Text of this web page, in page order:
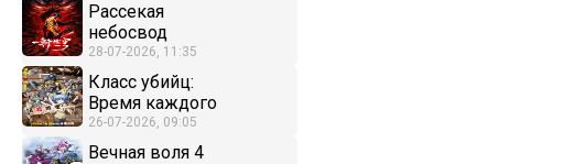
Рассекая
небосвод
28-07-2026, 11:35
Класс убийц:
Время каждого
26-07-2026, 09:05
Вечная воля 4